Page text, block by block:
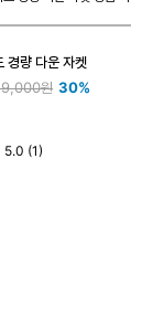
경량 다운 자켓
원 30%
5.0 (1)